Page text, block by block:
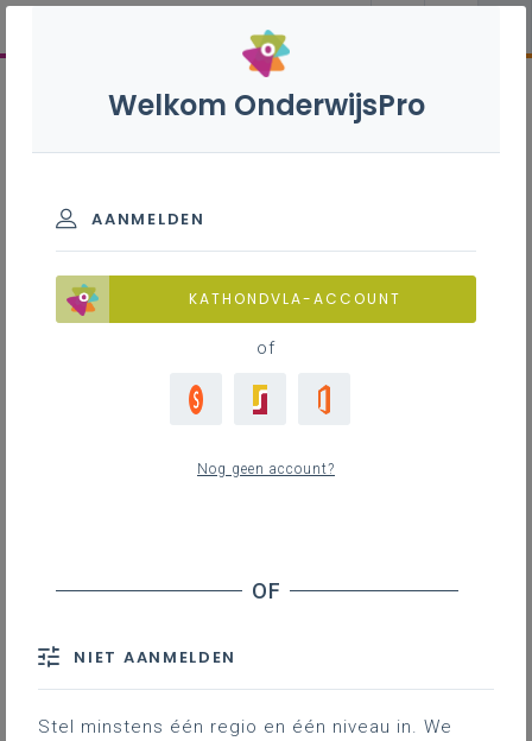
Welkom OnderwijsPro
AANMELDEN
KATHONDVLA-ACCOUNT
of
Nog geen account?
NIET AANMELDEN
Stel minstens één regio en één niveau in. We